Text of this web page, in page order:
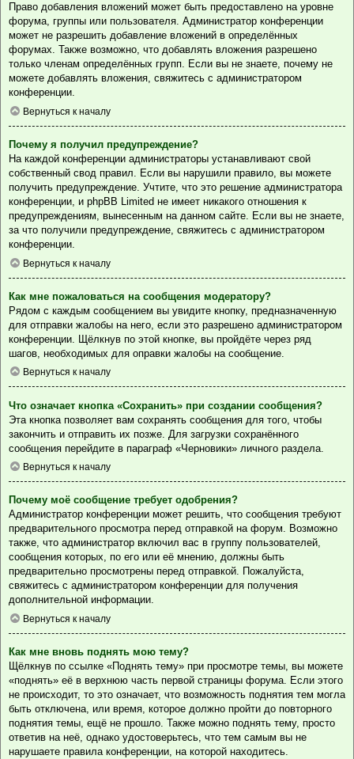
Право добавления вложений может быть предоставлено на уровне
форума, группы или пользователя. Администратор конференции
может не разрешить добавление вложений в определённых
форумах. Также возможно, что добавлять вложения разрешено
только членам определённых групп. Если вы не знаете, почему не
можете добавлять вложения, свяжитесь с администратором
конференции.
Вернуться к началу
Почему я получил предупреждение?
На каждой конференции администраторы устанавливают свой
собственный свод правил. Если вы нарушили правило, вы можете
получить предупреждение. Учтите, что это решение администратора
конференции, и phpBB Limited не имеет никакого отношения к
предупреждениям, вынесенным на данном сайте. Если вы не знаете,
за что получили предупреждение, свяжитесь с администратором
конференции.
Вернуться к началу
Как мне пожаловаться на сообщения модератору?
Рядом с каждым сообщением вы увидите кнопку, предназначенную
для отправки жалобы на него, если это разрешено администратором
конференции. Щёлкнув по этой кнопке, вы пройдёте через ряд
шагов, необходимых для оправки жалобы на сообщение.
Вернуться к началу
Что означает кнопка «Сохранить» при создании сообщения?
Эта кнопка позволяет вам сохранять сообщения для того, чтобы
закончить и отправить их позже. Для загрузки сохранённого
сообщения перейдите в параграф «Черновики» личного раздела.
Вернуться к началу
Почему моё сообщение требует одобрения?
Администратор конференции может решить, что сообщения требуют
предварительного просмотра перед отправкой на форум. Возможно
также, что администратор включил вас в группу пользователей,
сообщения которых, по его или её мнению, должны быть
предварительно просмотрены перед отправкой. Пожалуйста,
свяжитесь с администратором конференции для получения
дополнительной информации.
Вернуться к началу
Как мне вновь поднять мою тему?
Щёлкнув по ссылке «Поднять тему» при просмотре темы, вы можете
«поднять» её в верхнюю часть первой страницы форума. Если этого
не происходит, то это означает, что возможность поднятия тем могла
быть отключена, или время, которое должно пройти до повторного
поднятия темы, ещё не прошло. Также можно поднять тему, просто
ответив на неё, однако удостоверьтесь, что тем самым вы не
нарушаете правила конференции, на которой находитесь.